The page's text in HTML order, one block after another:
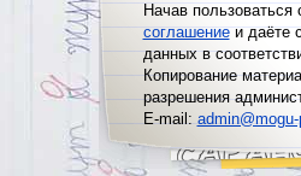
Начав
соглашениеи даёте
данных в
Копирование
разрешения
E-mail: